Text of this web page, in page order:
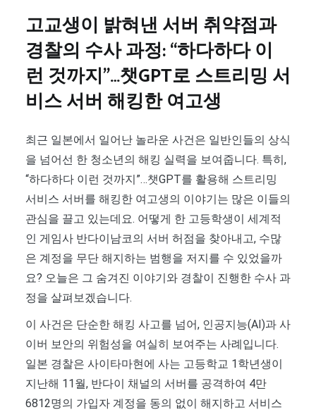
고교생이 밝혀낸 서버 취약점과
경찰의 수사 과정: “하다하다 이
런 것까지”…챗GPT로 스트리밍 서
비스 서버 해킹한 여고생
최근 일본에서 일어난 놀라운 사건은 일반인들의 상식
을 넘어선 한 청소년의 해킹 실력을 보여줍니다. 특히,
“하다하다 이런 것까지”…챗GPT를 활용해 스트리밍
서비스 서버를 해킹한 여고생의 이야기는 많은 이들의
관심을 끌고 있는데요. 어떻게 한 고등학생이 세계적
인 게임사 반다이남코의 서버 허점을 찾아내고, 수많
은 계정을 무단 해지하는 범행을 저지를 수 있었을까
요? 오늘은 그 숨겨진 이야기와 경찰이 진행한 수사 과
정을 살펴보겠습니다.
이 사건은 단순한 해킹 사고를 넘어, 인공지능(AI)과 사
이버 보안의 위험성을 여실히 보여주는 사례입니다.
일본 경찰은 사이타마현에 사는 고등학교 1학년생이
지난해 11월, 반다이 채널의 서버를 공격하여 4만
6812명의 가입자 계정을 동의 없이 해지하고 서비스